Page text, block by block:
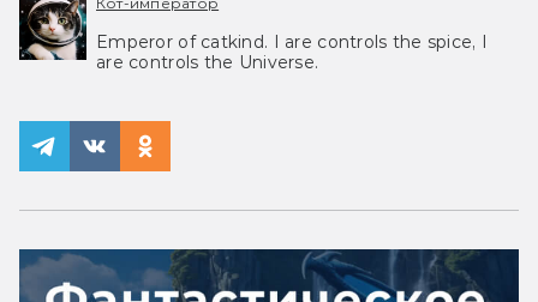
Emperor of catkind. I are controls the spice, I
are controls the Universe.